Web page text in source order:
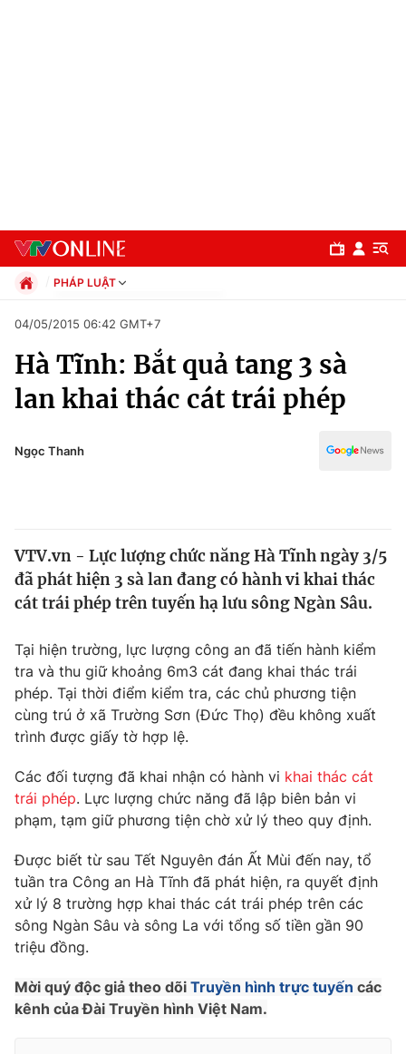
Chuyên mục
Chính trị
Xã hội
Y tế
Tin tức
Thế giới đó đây
Câu chuyện quốc tế
Kinh tế
Tài chính
Thị trường
Góc doanh nghiệp
Dữ liệu và đời sống
Truyền hình
Phim VTV
Hậu trường
Nhân vật
Khán giả
Giải trí
Điện ảnh
Âm nhạc
Sao
Đời sống
Du lịch
Làm đẹp
Chất lượng cuộc sống
Giáo dục
Học trực tuyến
Công nghệ
PHÁP LUẬT
Xã hội
Pháp luật
Thể thao
Văn hóa - Giải trí
Giáo dục
04/05/2015 06:42 GMT+7
Hà Tĩnh: Bắt quả tang 3 sà
lan khai thác cát trái phép
Ngọc Thanh
VTV.vn - Lực lượng chức năng Hà Tĩnh ngày 3/5
đã phát hiện 3 sà lan đang có hành vi khai thác
cát trái phép trên tuyến hạ lưu sông Ngàn Sâu.
Tại hiện trường, lực lượng công an đã tiến hành kiểm
tra và thu giữ khoảng 6m3 cát đang khai thác trái
phép. Tại thời điểm kiểm tra, các chủ phương tiện
cùng trú ở xã Trường Sơn (Đức Thọ) đều không xuất
trình được giấy tờ hợp lệ.
Các đối tượng đã khai nhận có hành vi khai thác cát
trái phép. Lực lượng chức năng đã lập biên bản vi
phạm, tạm giữ phương tiện chờ xử lý theo quy định.
Được biết từ sau Tết Nguyên đán Ất Mùi đến nay, tổ
tuần tra Công an Hà Tĩnh đã phát hiện, ra quyết định
xử lý 8 trường hợp khai thác cát trái phép trên các
sông Ngàn Sâu và sông La với tổng số tiền gần 90
triệu đồng.
Mời quý độc giả theo dõi Truyền hình trực tuyến các
kênh của Đài Truyền hình Việt Nam.